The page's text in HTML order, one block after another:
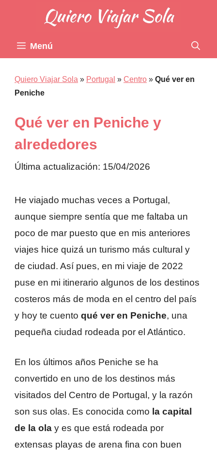
contenido
Menú
Quiero Viajar Sola » Portugal » Centro » Qué ver en
Peniche
Qué ver en Peniche y
alrededores
Última actualización: 15/04/2026
He viajado muchas veces a Portugal,
aunque siempre sentía que me faltaba un
poco de mar puesto que en mis anteriores
viajes hice quizá un turismo más cultural y
de ciudad. Así pues, en mi viaje de 2022
puse en mi itinerario algunos de los destinos
costeros más de moda en el centro del país
y hoy te cuento qué ver en Peniche, una
pequeña ciudad rodeada por el Atlántico.
En los últimos años Peniche se ha
convertido en uno de los destinos más
visitados del Centro de Portugal, y la razón
son sus olas. Es conocida como la capital
de la ola y es que está rodeada por
extensas playas de arena fina con buen